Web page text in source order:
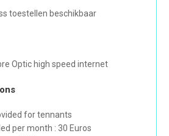
toestellen beschikbaar
Optic high speed internet
for tennants
per month : 30 Euros